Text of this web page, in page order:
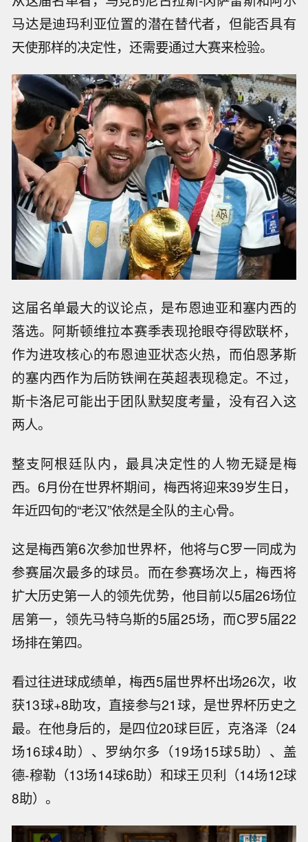
马达是迪玛利亚位置的潜在替代者，但能否具有
天使那样的决定性，还需要通过大赛来检验。
这届名单最大的议论点，是布恩迪亚和塞内西的
落选。阿斯顿维拉本赛季表现抢眼夺得欧联杯，
作为进攻核心的布恩迪亚状态火热，而伯恩茅斯
的塞内西作为后防铁闸在英超表现稳定。不过，
斯卡洛尼可能出于团队默契度考量，没有召入这
两人。
整支阿根廷队内，最具决定性的人物无疑是梅
西。6月份在世界杯期间，梅西将迎来39岁生日，
年近四旬的“老汉”依然是全队的主心骨。
这是梅西第6次参加世界杯，他将与C罗一同成为
参赛届次最多的球员。而在参赛场次上，梅西将
扩大历史第一人的领先优势，他目前以5届26场位
居第一，领先马特乌斯的5届25场，而C罗5届22
场排在第四。
看过往进球成绩单，梅西5届世界杯出场26次，收
获13球+8助攻，直接参与21球，是世界杯历史之
最。在他身后的，是四位20球巨匠，克洛泽（24
场16球4助）、罗纳尔多（19场15球5助）、盖
德-穆勒（13场14球6助）和球王贝利（14场12球
8助）。